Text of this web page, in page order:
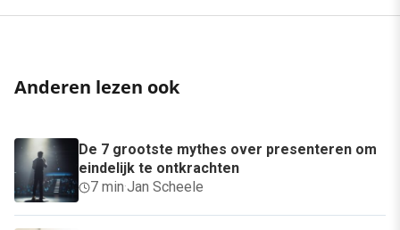
Anderen lezen ook
De 7 grootste mythes over presenteren om
eindelijk te ontkrachten
7 min·Jan Scheele